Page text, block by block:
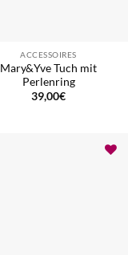
ACCESSOIRES
Mary&Yve Tuch mit
Perlenring
39,00€